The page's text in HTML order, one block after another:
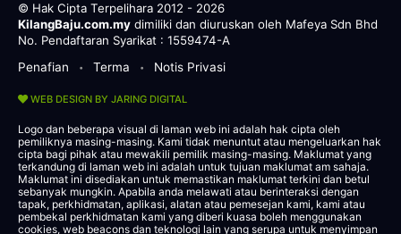
© Hak Cipta Terpelihara 2012 - 2026
KilangBaju.com.my dimiliki dan diuruskan oleh Mafeya Sdn Bhd
No. Pendaftaran Syarikat : 1559474-A
Penafian
• Terma • Notis Privasi
WEB DESIGN BY JARING DIGITAL
Logo dan beberapa visual di laman web ini adalah hak cipta oleh
pemiliknya masing-masing. Kami tidak menuntut atau mengeluarkan hak
cipta bagi pihak atau mewakili pemilik masing-masing. Maklumat yang
terkandung di laman web ini adalah untuk tujuan maklumat am sahaja.
Maklumat ini disediakan untuk memastikan maklumat terkini dan betul
sebanyak mungkin. Apabila anda melawati atau berinteraksi dengan
tapak, perkhidmatan, aplikasi, alatan atau pemesejan kami, kami atau
pembekal perkhidmatan kami yang diberi kuasa boleh menggunakan
cookies, web beacons dan teknologi lain yang serupa untuk menyimpan